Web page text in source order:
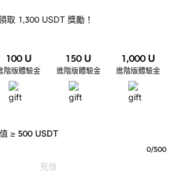
取 1,300 USDT 獎勵！
100U
階版體驗金
150U
進階版體驗金
1,000U
進階版體驗金
≥ 500 USDT
0/500
充值